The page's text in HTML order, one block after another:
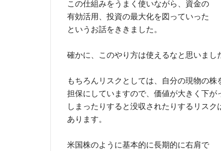
この仕組みをうまく使いながら、資金の
有効活用、投資の最大化を図っていった
というお話をききました。
確かに、このやり方は使えるなと思いまし
もちろんリスクとしては、自分の現物の株
担保にしていますので、価値が大きく下が
しまったりすると没収されたりするリスク
あります。
米国株のように基本的に長期的に右肩で